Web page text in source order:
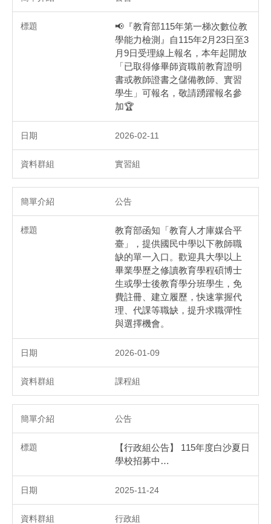
📢『教育部115年第一梯次數位教
學能力檢測』自115年2月23日至3
月9日受理線上報名，本年起開放
「已取得修畢師資職前教育證明
書或教師證書之儲備教師、實習
學生」可報名，敬請踴躍報名參
加🏆
2026-02-11
實習組
公告
教育部函知「教育人才庫媒合平
臺」，提供國民中學以下教師職
缺的單一入口。歡迎具大學以上
畢業學歷之修讀教育學程碩博士
生或學士後教育學分班學生，免
費註冊、建立履歷，快速掌握代
理、代課等職缺，提升求職彈性
與選擇機會。
2026-01-09
課程組
公告
【行政組公告】 115年度白沙夏日
學校招募中…
2025-11-24
行政組